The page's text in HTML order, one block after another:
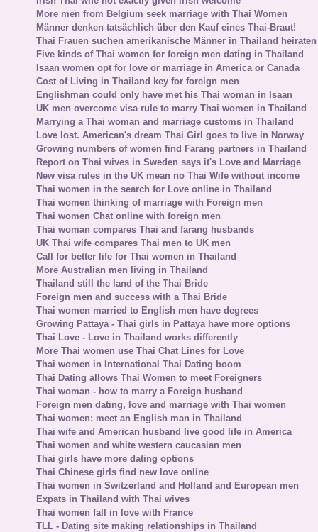
More men from Belgium seek marriage with Thai Women
Männer denken tatsächlich über den Kauf eines Thai-Braut!
Thai Frauen suchen amerikanische Männer in Thailand heiraten
Five kinds of Thai women for foreign men dating in Thailand
Isaan women opt for love or marriage in America or Canada
Cost of Living in Thailand key for foreign men
Englishman could only have met his Thai woman in Isaan
UK men overcome visa rule to marry Thai women in Thailand
Marrying a Thai woman and marriage customs in Thailand
Love lost. American's dream Thai Girl goes to live in Norway
Growing numbers of women find Farang partners in Thailand
Report on Thai wives in Sweden says it's Love and Marriage
New visa rules in the UK mean no Thai Wife without income
Thai women in the search for Love online in Thailand
Thai women thinking of marriage with Foreign men
Thai women Chat online with foreign men
Thai woman compares Thai and farang husbands
UK Thai wife compares Thai men to UK men
Call for better life for Thai women in Thailand
More Australian men living in Thailand
Thailand still the land of the Thai Bride
Foreign men and success with a Thai Bride
Thai women married to English men have degrees
Growing Pattaya - Thai girls in Pattaya have more options
Thai Love - Love in Thailand works differently
More Thai women use Thai Chat Lines for Love
Thai women in International Thai Dating boom
Thai Dating allows Thai Women to meet Foreigners
Thai woman - how to marry a Foreign husband
Foreign men dating, love and marriage with Thai women
Thai women: meet an English man in Thailand
Thai wife and American husband live good life in America
Thai women and white western caucasian men
Thai girls have more dating options
Thai Chinese girls find new love online
Thai women in Switzerland and Holland and European men
Expats in Thailand with Thai wives
Thai women fall in love with France
TLL - Dating site making relationships in Thailand